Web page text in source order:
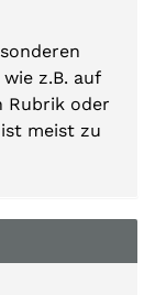
wie z.B. auf
Rubrik oder
meist zu